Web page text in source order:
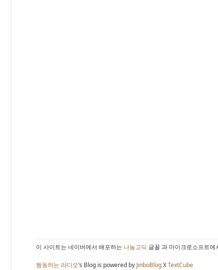
이 사이트는 네이버에서 배포하는 나눔고딕 글꼴 과 마이크로소프트
행동하는 라디오’s Blog is powered by JinboBlogXTextCube